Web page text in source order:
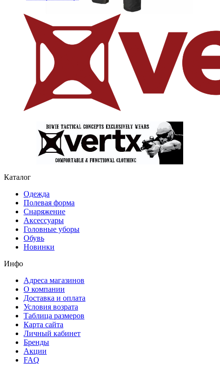
Каталог
Одежда
Полевая форма
Снаряжение
Аксессуары
Головные уборы
Обувь
Новинки
Инфо
Адреса магазинов
О компании
Доставка и оплата
Условия возрата
Таблица размеров
Карта сайта
Личный кабинет
Бренды
Акции
FAQ